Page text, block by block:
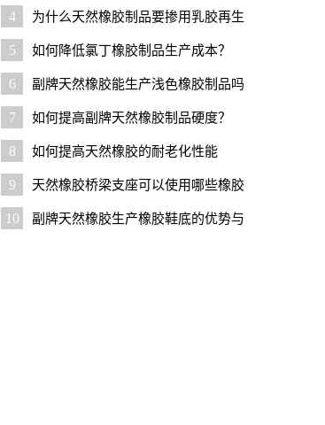
胶掺用再生胶硫化配方
4
为什么天然橡胶制品要掺用乳胶再生
胶？
5 如何降低氯丁橡胶制品生产成本？
6 副牌天然橡胶能生产浅色橡胶制品吗
7 如何提高副牌天然橡胶制品硬度？
8 如何提高天然橡胶的耐老化性能
9
天然橡胶桥梁支座可以使用哪些橡胶
原料降成本
10
副牌天然橡胶生产橡胶鞋底的优势与